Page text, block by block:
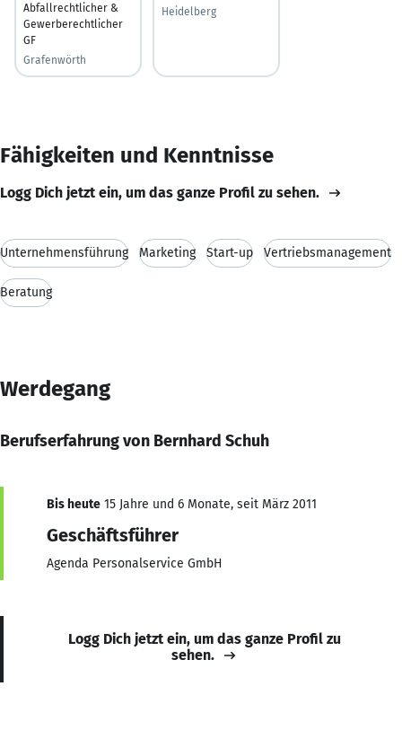
Abfallrechtlicher &
Gewerberechtlicher
GF
Grafenwörth
Heidelberg
Fähigkeiten und Kenntnisse
Logg Dich jetzt ein, um das ganze Profil zu sehen.
Unternehmensführung Marketing Start-up Vertriebsmanagement
Beratung
Werdegang
Berufserfahrung von Bernhard Schuh
Bis heute 15 Jahre und 6 Monate, seit März 2011
Geschäftsführer
Agenda Personalservice GmbH
Logg Dich jetzt ein, um das ganze Profil zu
sehen.